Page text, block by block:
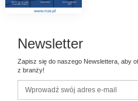
Newsletter
Zapisz się do naszego Newslettera, aby
z branży!